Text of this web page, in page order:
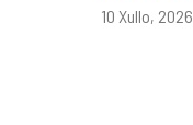
10 Xullo, 2026